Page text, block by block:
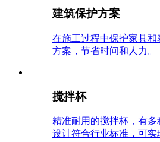
建筑保护方案
在施工过程中保护家具
方案，节省时间和人力。
搅拌杯
精准耐用的搅拌杯，有多
设计符合行业标准，可实